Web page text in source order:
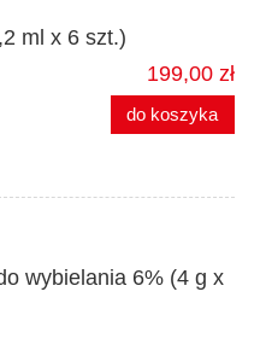
ml x 6 szt.)
199,00 zł
do koszyka
wybielania 6% (4 g x